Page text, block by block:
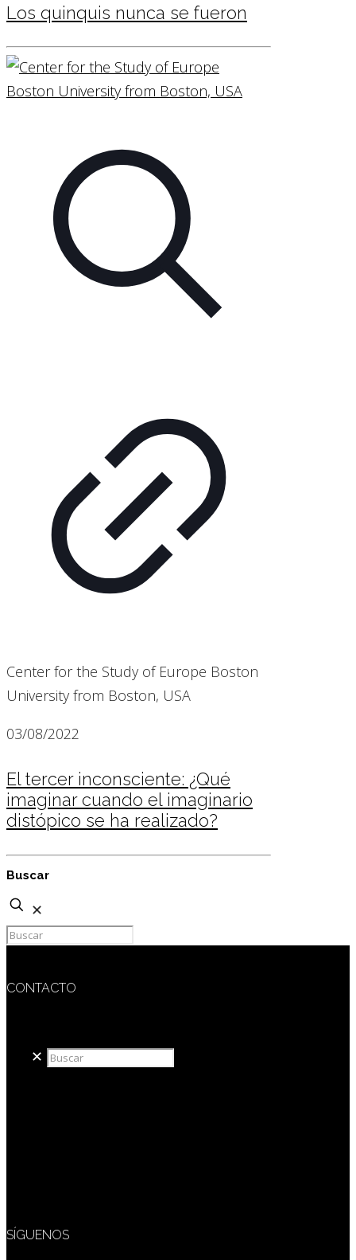
Los quinquis nunca se fueron
Center for the Study of Europe Boston
University from Boston, USA
03/08/2022
El tercer inconsciente: ¿Qué
imaginar cuando el imaginario
distópico se ha realizado?
Buscar
✕
CONTACTO
✕
SÍGUENOS